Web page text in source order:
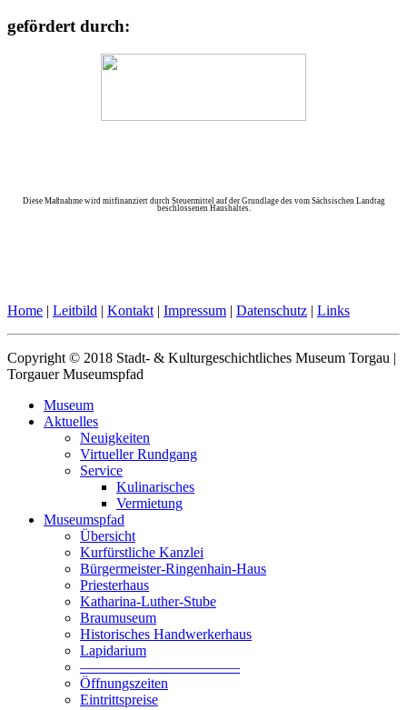
gefördert durch:
Diese Maßnahme wird mitfinanziert durch Steuermittel auf der Grundlage des vom Sächsischen Landtag
beschlossenen Haushaltes.
Home | Leitbild | Kontakt | Impressum | Datenschutz | Links
Copyright © 2018 Stadt- & Kulturgeschichtliches Museum Torgau |
Torgauer Museumspfad
Museum
Aktuelles
Neuigkeiten
Virtueller Rundgang
Service
Kulinarisches
Vermietung
Museumspfad
Übersicht
Kurfürstliche Kanzlei
Bürgermeister-Ringenhain-Haus
Priesterhaus
Katharina-Luther-Stube
Braumuseum
Historisches Handwerkerhaus
Lapidarium
––––––––––––––––––––––
Öffnungszeiten
Eintrittspreise